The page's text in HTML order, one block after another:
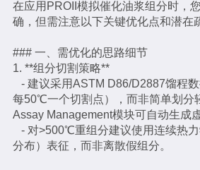
在应用PROII模拟催化油浆组分时，
确，但需注意以下关键优化点和潜在
### 一、需优化的思路细节
1. **组分切割策略**
- 建议采用ASTM D86/D2887馏程
每50℃一个切割点），而非简单划分
Assay Management模块可自动生成
- 对>500℃重组分建议使用连续热
分布）表征，而非离散假组分。